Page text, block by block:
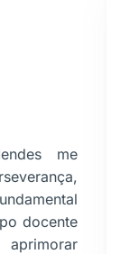
me
docente
aprimorar